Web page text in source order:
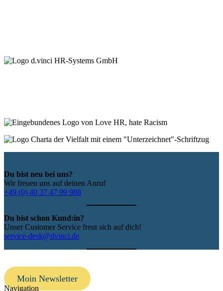
Du bist neu bei uns?
Wir freuen uns auf deinen Anruf
+49 (0) 40 37 47 99 988
Du bist schon Kund:in?
Unser Customer Service freut sich auf dich!
service-desk@dvinci.de
Moin Newsletter
Navigation